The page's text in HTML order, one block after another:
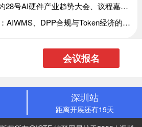
议程嘉宾已定 | 与您相约28号AI硬件产业趋势大会、议程嘉宾已定 | 与您相约28号AI硬件产业趋势大会
AI驱动仓储智能化升级：AIWMS、DPP合规与Token经济的三重变革、AI驱动仓储智能化升级：AIWMS、DPP合规与Token经济的三重变革
会议报名
深圳站
距离开展还有19天